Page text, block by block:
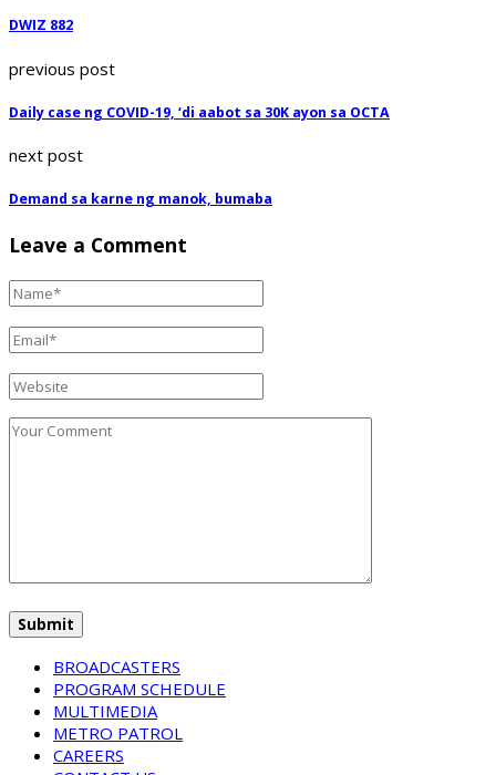
DWIZ 882
previous post
Daily case ng COVID-19, ‘di aabot sa 30K ayon sa OCTA
next post
Demand sa karne ng manok, bumaba
Leave a Comment
BROADCASTERS
PROGRAM SCHEDULE
MULTIMEDIA
METRO PATROL
CAREERS